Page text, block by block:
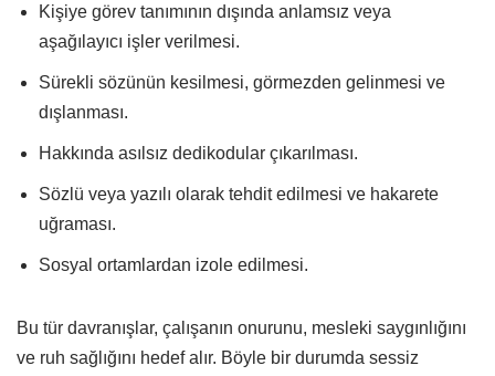
Kişiye görev tanımının dışında anlamsız veya
aşağılayıcı işler verilmesi.
Sürekli sözünün kesilmesi, görmezden gelinmesi ve
dışlanması.
Hakkında asılsız dedikodular çıkarılması.
Sözlü veya yazılı olarak tehdit edilmesi ve hakarete
uğraması.
Sosyal ortamlardan izole edilmesi.
Bu tür davranışlar, çalışanın onurunu, mesleki saygınlığını
ve ruh sağlığını hedef alır. Böyle bir durumda sessiz